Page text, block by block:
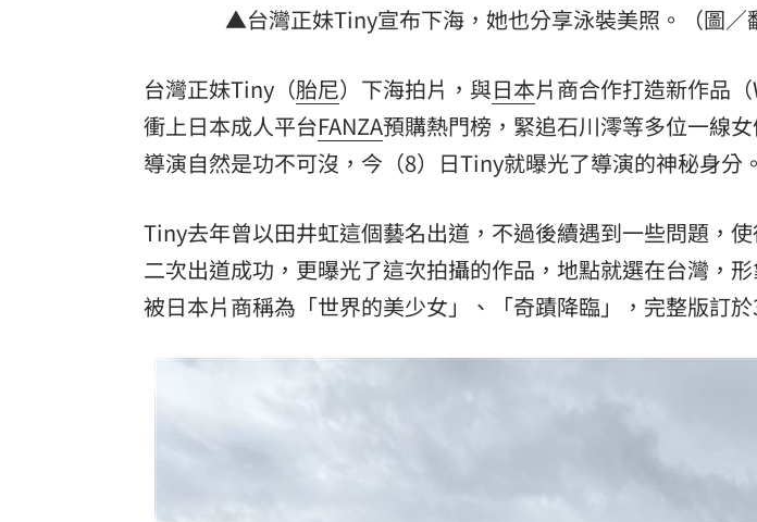
▲台灣正妹Tiny宣布下海，她也分享泳裝美照。（圖／
台灣正妹Tiny（胎尼）下海拍片，與日本片商合作打造新作品
衝上日本成人平台FANZA預購熱門榜，緊追石川澪等多位一線
導演自然是功不可沒，今（8）日Tiny就曝光了導演的神秘身分。
Tiny去年曾以田井虹這個藝名出道，不過後續遇到一些問題，
二次出道成功，更曝光了這次拍攝的作品，地點就選在台灣，
被日本片商稱為「世界的美少女」、「奇蹟降臨」，完整版訂於